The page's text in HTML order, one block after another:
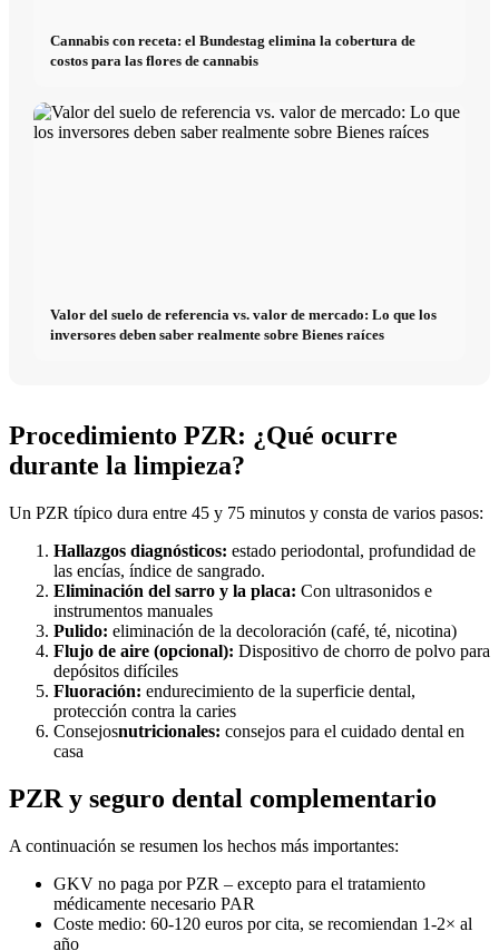
Cannabis con receta: el Bundestag elimina la cobertura de
costos para las flores de cannabis
Valor del suelo de referencia vs. valor de mercado: Lo que los
inversores deben saber realmente sobre Bienes raíces
Procedimiento PZR: ¿Qué ocurre
durante la limpieza?
Un PZR típico dura entre 45 y 75 minutos y consta de varios pasos:
Hallazgos diagnósticos: estado periodontal, profundidad de
las encías, índice de sangrado.
Eliminación del sarro y la placa: Con ultrasonidos e
instrumentos manuales
Pulido: eliminación de la decoloración (café, té, nicotina)
Flujo de aire (opcional): Dispositivo de chorro de polvo para
depósitos difíciles
Fluoración: endurecimiento de la superficie dental,
protección contra la caries
Consejosnutricionales: consejos para el cuidado dental en
casa
PZR y seguro dental complementario
A continuación se resumen los hechos más importantes:
GKV no paga por PZR – excepto para el tratamiento
médicamente necesario PAR
Coste medio: 60-120 euros por cita, se recomiendan 1-2× al
año